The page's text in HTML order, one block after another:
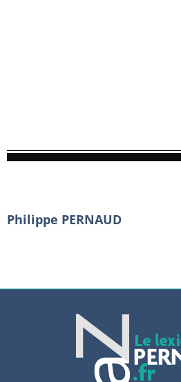
Philippe PERNAUD